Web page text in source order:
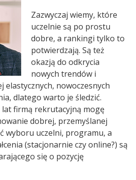
Zazwyczaj wiemy, które
uczelnie są po prostu
dobre, a rankingi tylko to
potwierdzają. Są też
okazją do odkrycia
nowych trendów i
elastycznych, nowoczesnych
dlatego warto je śledzić.
lat firmą rekrutacyjną mogę
dobrej, przemyślanej
wyboru uczelni, programu, a
(stacjonarnie czy online?) są
się o pozycję